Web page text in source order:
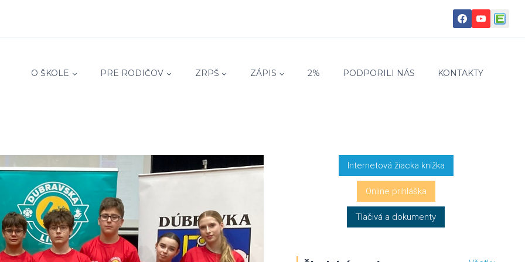
O ŠKOLE PRE RODIČOV ZRPŠ ZÁPIS 2% PODPORILI NÁS KONTAKTY
Internetová žiacka knižka
Online prihláška
Tlačivá a dokumenty